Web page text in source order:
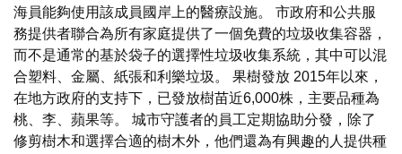
海員能夠使用該成員國岸上的醫療設施。 市政府和公共服
務提供者聯合為所有家庭提供了一個免費的垃圾收集容器，
而不是通常的基於袋子的選擇性垃圾收集系統，其中可以混
合塑料、金屬、紙張和利樂垃圾。 果樹發放 2015年以來，
在地方政府的支持下，已發放樹苗近6,000株，主要品種為
桃、李、蘋果等。 城市守護者的員工定期協助分發，除了
修剪樹木和選擇合適的樹木外，他們還為有興趣的人提供種